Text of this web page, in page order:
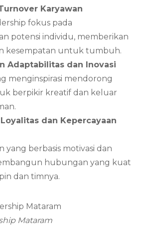
Karyawan
fokus pada
potensi individu, memberikan
kesempatan untuk tumbuh.
Adaptabilitas dan Inovasi
menginspirasi mendorong
berpikir kreatif dan keluar
dan Kepercayaan
yang berbasis motivasi dan
hubungan yang kuat
dan timnya.
Mataram